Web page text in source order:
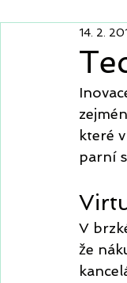
14. 2.
které
parní
V
že